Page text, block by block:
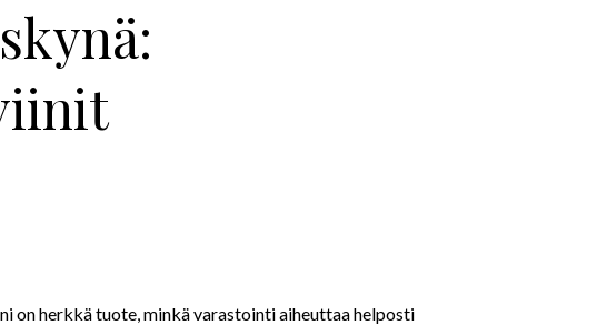
on herkkä tuote, minkä varastointi aiheuttaa helposti